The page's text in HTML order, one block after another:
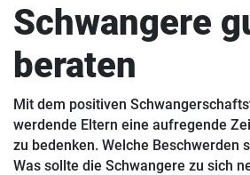
Schwangere
beraten
Mit dem positiven
werdende Eltern eine aufregende
zu bedenken. Welche Beschwerden
Was sollte die Schwangere zu sich